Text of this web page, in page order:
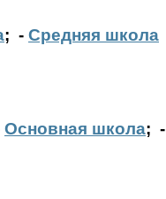
; - Средняя школа
Основная школа; -